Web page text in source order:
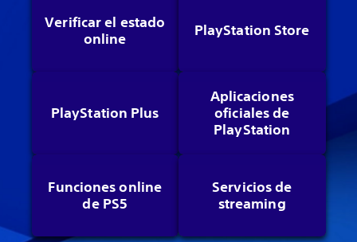
Verificar el estado
online
PlayStation Store
PlayStation Plus
Aplicaciones
oficiales de
PlayStation
Funciones online
de PS5
Servicios de
streaming